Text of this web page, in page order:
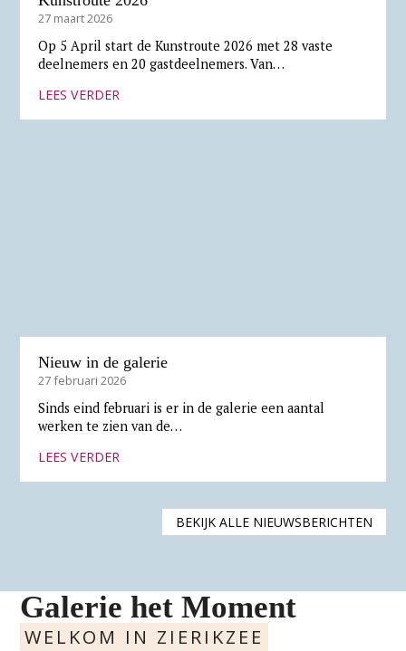
27 maart 2026
Op 5 April start de Kunstroute 2026 met 28 vaste
deelnemers en 20 gastdeelnemers. Van…
LEES VERDER
Nieuw in de galerie
27 februari 2026
Sinds eind februari is er in de galerie een aantal
werken te zien van de…
LEES VERDER
BEKIJK ALLE NIEUWSBERICHTEN
Galerie het Moment
WELKOM IN ZIERIKZEE